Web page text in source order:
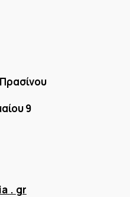
9
. gr